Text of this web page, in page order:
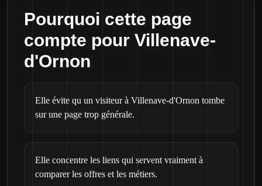
Pourquoi cette page
compte pour Villenave-
d'Ornon
Elle évite qu un visiteur à Villenave-d'Ornon tombe
sur une page trop générale.
Elle concentre les liens qui servent vraiment à
comparer les offres et les métiers.